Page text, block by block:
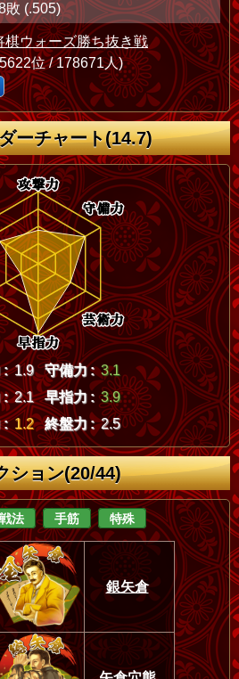
敗 (.505)
棋ウォーズ勝ち抜き戦
位 / 178671人)
ーチャート(14.7)
: 1.9 守備力 : 3.1
: 2.1 早指力 : 3.9
: 1.2 終盤力 : 2.5
ション(20/44)
戦法 手筋 特殊
銀矢倉